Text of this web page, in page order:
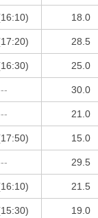
18.0
28.5
25.0
30.0
21.0
15.0
29.5
21.5
19.0